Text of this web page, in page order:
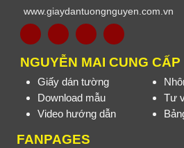
www.giaydantuongnguyen.com.vn
NGUYỄN MAI CUNG CẤP
Giấy dán tường
Download mẫu
Tư
Video hướng dẫn
FANPAGES